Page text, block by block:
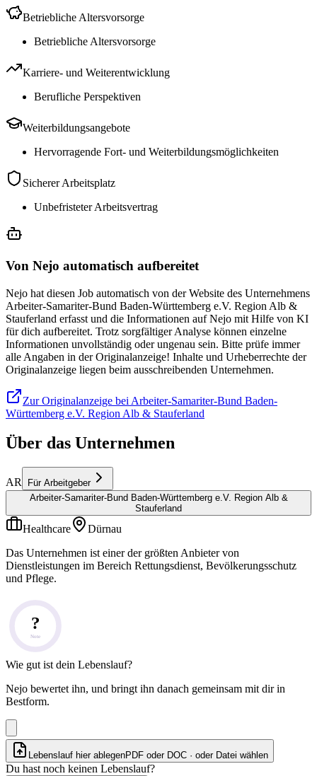
Betriebliche Altersvorsorge
Betriebliche Altersvorsorge
Karriere- und Weiterentwicklung
Berufliche Perspektiven
Weiterbildungsangebote
Hervorragende Fort- und Weiterbildungsmöglichkeiten
Sicherer Arbeitsplatz
Unbefristeter Arbeitsvertrag
Von Nejo automatisch aufbereitet
Nejo hat diesen Job automatisch von der Website des Unternehmens
Arbeiter-Samariter-Bund Baden-Württemberg e.V. Region Alb &
Stauferland erfasst und die Informationen auf Nejo mit Hilfe von KI
für dich aufbereitet. Trotz sorgfältiger Analyse können einzelne
Informationen unvollständig oder ungenau sein. Bitte prüfe immer
alle Angaben in der Originalanzeige! Inhalte und Urheberrechte der
Originalanzeige liegen beim ausschreibenden Unternehmen.
Zur Originalanzeige bei Arbeiter-Samariter-Bund Baden-
Württemberg e.V. Region Alb & Stauferland
Über das Unternehmen
AR
Für Arbeitgeber
Arbeiter-Samariter-Bund Baden-Württemberg e.V. Region Alb &
Stauferland
Healthcare
Dürnau
Das Unternehmen ist einer der größten Anbieter von
Dienstleistungen im Bereich Rettungsdienst, Bevölkerungsschutz
und Pflege.
?
Note
Wie gut ist dein Lebenslauf?
Nejo bewertet ihn, und bringt ihn danach gemeinsam mit dir in
Bestform.
Lebenslauf hier ablegenPDF oder DOC · oder Datei wählen
Du hast noch keinen Lebenslauf?